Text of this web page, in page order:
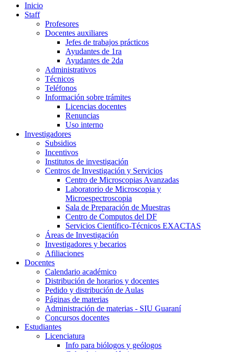
Inicio
Staff
Profesores
Docentes auxiliares
Jefes de trabajos prácticos
Ayudantes de 1ra
Ayudantes de 2da
Administrativos
Técnicos
Teléfonos
Información sobre trámites
Licencias docentes
Renuncias
Uso interno
Investigadores
Subsidios
Incentivos
Institutos de investigación
Centros de Investigación y Servicios
Centro de Microscopias Avanzadas
Laboratorio de Microscopia y
Microespectroscopia
Sala de Preparación de Muestras
Centro de Computos del DF
Servicios Científico-Técnicos EXACTAS
Áreas de Investigación
Investigadores y becarios
Afiliaciones
Docentes
Calendario académico
Distribución de horarios y docentes
Pedido y distribución de Aulas
Páginas de materias
Administración de materias - SIU Guaraní
Concursos docentes
Estudiantes
Licenciatura
Info para biólogos y geólogos